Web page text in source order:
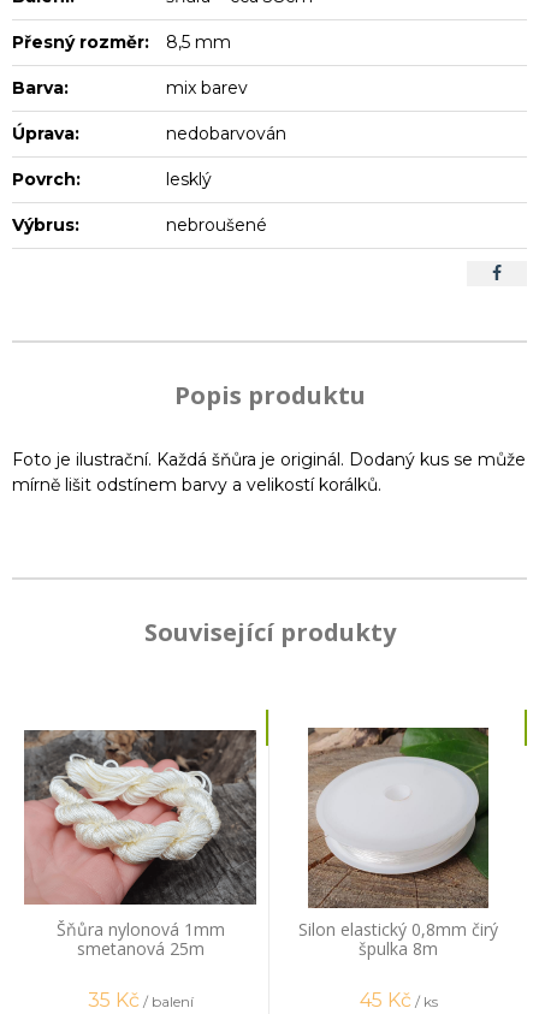
Přesný rozměr: 8,5 mm
Barva: mix barev
Úprava: nedobarvován
Povrch: lesklý
Výbrus: nebroušené
Popis produktu
Foto je ilustrační. Každá šňůra je originál. Dodaný kus se může
mírně lišit odstínem barvy a velikostí korálků.
Související produkty
Šňůra nylonová 1mm
smetanová 25m
35 Kč / balení
Silon elastický 0,8mm čirý
špulka 8m
45 Kč / ks